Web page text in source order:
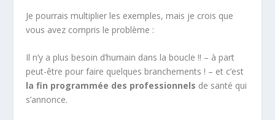
Je pourrais multiplier les exemples, mais je crois que
vous avez compris le problème :
Il n’y a plus besoin d’humain dans la boucle !! – à part
peut-être pour faire quelques branchements ! – et c’est
la fin programmée des professionnels de santé qui
s’annonce.